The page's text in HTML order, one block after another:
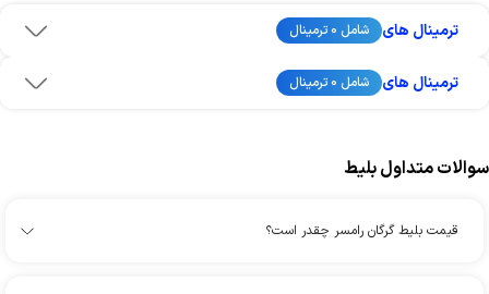
ترمینال های شامل 0 ترمینال
ترمینال های شامل 0 ترمینال
سوالات متداول بلیط
قیمت بلیط گرگان رامسر چقدر است؟